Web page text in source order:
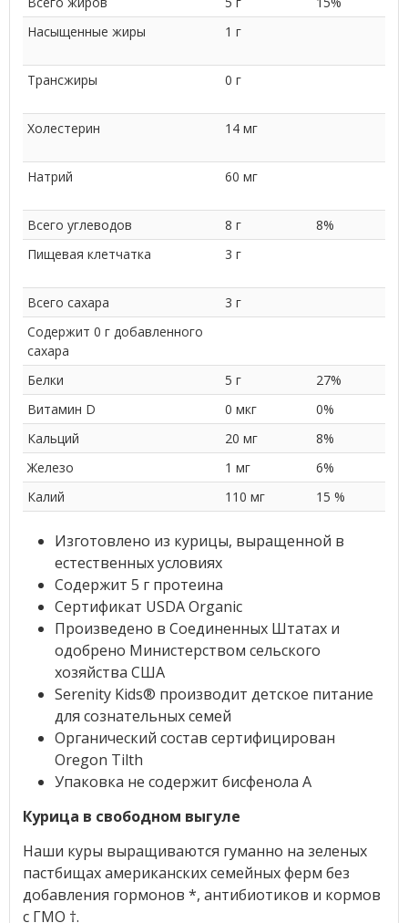
Насыщенные жиры
1 г
Трансжиры 0 г
Холестерин 14 мг
Натрий 60 мг
Всего углеводов 8 г
8%
Пищевая клетчатка
3 г
Всего сахара
3 г
Содержит 0 г добавленного
сахара
Белки
5 г
27%
Витамин D
0 мкг
0%
Кальций
20 мг
8%
Железо
1 мг
6%
Калий
110 мг 15 %
Изготовлено из курицы, выращенной в
естественных условиях
Содержит 5 г протеина
Сертификат USDA Organic
Произведено в Соединенных Штатах и
одобрено Министерством сельского
хозяйства США
Serenity Kids® производит детское питание
для сознательных семей
Органический состав сертифицирован
Oregon Tilth
Упаковка не содержит бисфенола A
Курица в свободном выгуле
Наши куры выращиваются гуманно на зеленых
пастбищах американских семейных ферм без
добавления гормонов *, антибиотиков и кормов
с ГМО †.